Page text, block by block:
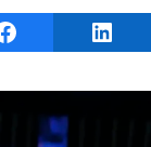
Share on Facebook